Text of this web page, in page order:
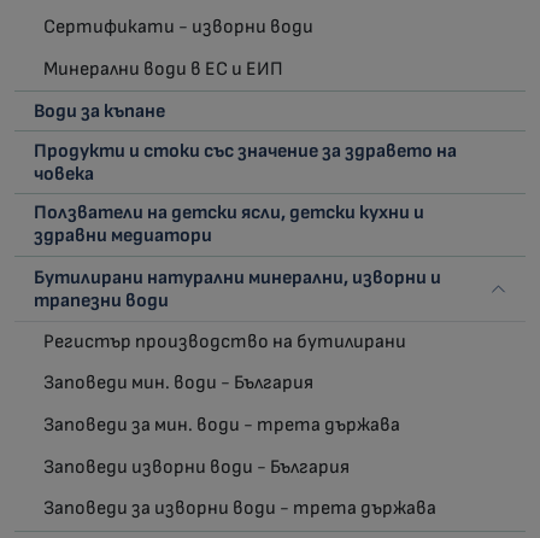
Сертификати - изворни води
Минерални води в ЕС и ЕИП
Води за къпане
Продукти и стоки със значение за здравето на
човека
Ползватели на детски ясли, детски кухни и
здравни медиатори
Бутилирани натурални минерални, изворни и
трапезни води
Регистър производство на бутилирани
Заповеди мин. води - България
Заповеди за мин. води - трета държава
Заповеди изворни води - България
Заповеди за изворни води - трета държава